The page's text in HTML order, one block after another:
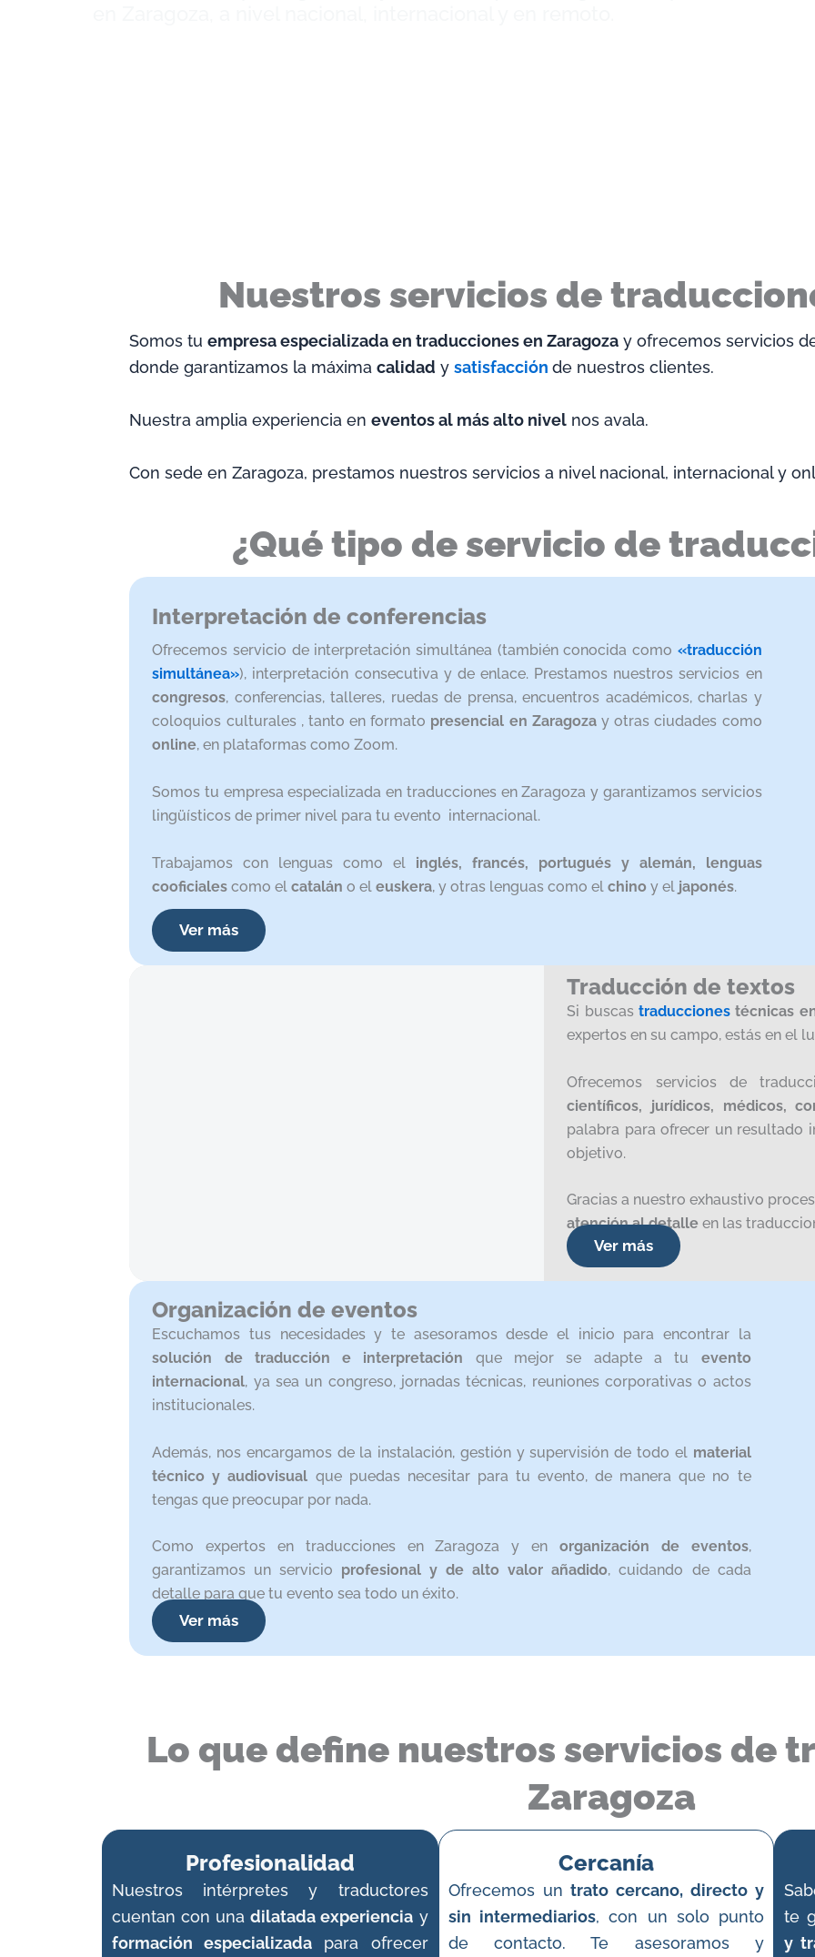
Nuestros servicios de
Somos tuempresa especializada en traducciones en Zaragoza y ofrecemos servicios
donde garantizamos la máximacalidad ysatisfacción de nuestros clientes.
Nuestra amplia experiencia eneventos al más alto nivel nos avala.
Con sede en Zaragoza, prestamos nuestros servicios a nivel nacional, internacional y
¿Qué tipo de servicio de
Interpretación de conferencias
Ofrecemos servicio de interpretación simultánea (también conocida como «traducción
simultánea»), interpretación consecutiva y de enlace. Prestamos nuestros servicios en
congresos, conferencias, talleres, ruedas de prensa, encuentros académicos, charlas y
coloquios culturales , tanto en formato presencial en Zaragozay otras ciudades como
online, en plataformas como Zoom.
Somos tu empresa especializada en traducciones en Zaragoza y garantizamos servicios
lingüísticos de primer nivel para tu evento internacional.
Trabajamos con lenguas como el inglés, francés, portugués y alemán, lenguas
cooficiales como el catalán o eleuskera, y otras lenguas como el chino y el japonés.
Ver más
Traducción de textos
Si buscas traduccionestécnicas
expertos en su campo, estás en el
Ofrecemos servicios de
científicos, jurídicos, médicos,
palabra para ofrecer un resultado
objetivo.
Gracias a nuestro exhaustivo
atención al detalle en las
Ver más
Organización de eventos
Escuchamos tus necesidades y te asesoramos desde el inicio para encontrar la
solución de traducción
e interpretación que mejor se adapte a tu evento
internacional, ya sea un congreso, jornadas técnicas, reuniones corporativas o actos
institucionales.
Además, nos encargamos de la instalación, gestión y supervisión de todo el material
técnico y audiovisual que puedas necesitar para tu evento, de manera que no te
tengas que preocupar por nada.
Como expertos en traducciones en Zaragoza y en organización de eventos,
garantizamos un servicio profesional y de alto valor añadido, cuidando de cada
detalle para que tu evento sea todo un éxito.
Ver más
Lo que define nuestros servicios de
Zaragoza
Profesionalidad
Nuestros intérpretes y traductores
cuentan con unadilatada experiencia y
formación especializada para ofrecer
Cercanía
Ofrecemos untrato cercano, directo y
sin intermediarios, con un solo punto
de contacto. Te asesoramos y
te
y